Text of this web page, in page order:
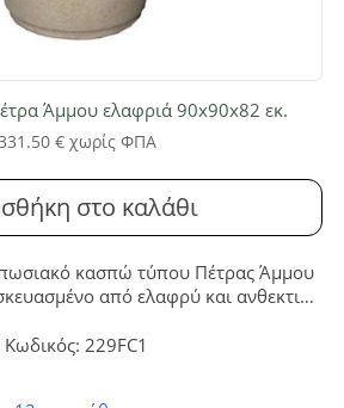
Άμμου ελαφριά 90x90x82 εκ.
€ χωρίς ΦΠΑ
στο καλάθι
κασπώ τύπου Πέτρας Άμμου
από ελαφρύ και ανθεκτικό
και διαχρονική ομορφιά σε κάθε
Κωδικός: 229FC1